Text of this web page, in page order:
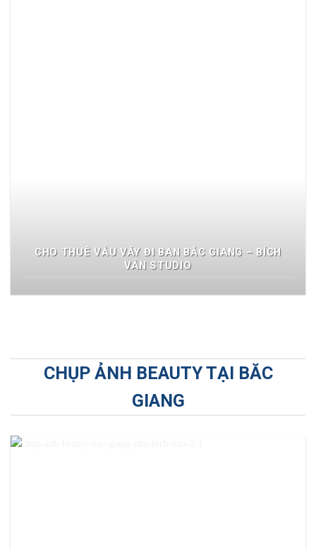
CHO THUÊ VẪU VÁY ĐI BÀN BẮC GIANG – BÍCH
VÂN STUDIO
CHỤP ẢNH BEAUTY TẠI BĂC
GIANG